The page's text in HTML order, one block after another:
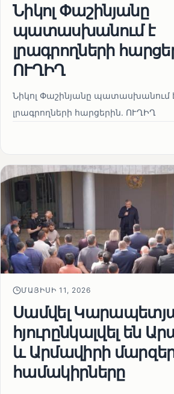
Նիկոլ Փաշինյանը
պատասխանում է
լրագրողների
ՈՒՂԻՂ
Նիկոլ Փաշինյանը պատասխանում
լրագրողների հարցերին․ ՈՒՂԻՂ
ՄԱՅԻՍԻ 11, 2026
Սամվել
հյուրընկալվել են
և Արմավիրի
համակիրները